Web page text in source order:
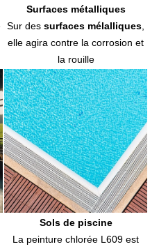
Surfaces métalliques
Sur des surfaces mélalliques,
elle agira contre la corrosion et
la rouille
Sols de piscine
La peinture chlorée L609 est